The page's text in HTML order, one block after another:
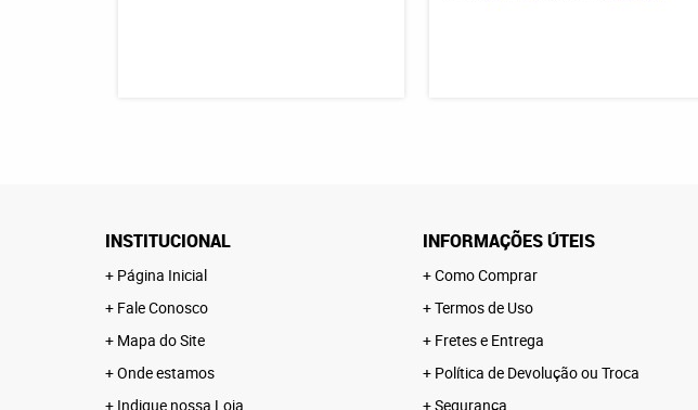
INSTITUCIONAL
Página Inicial
Fale Conosco
Mapa do Site
Onde estamos
Indique nossa Loja
INFORMAÇÕES ÚTEIS
Como Comprar
Termos de Uso
Fretes e Entrega
Política de Devolução ou Troca
Segurança